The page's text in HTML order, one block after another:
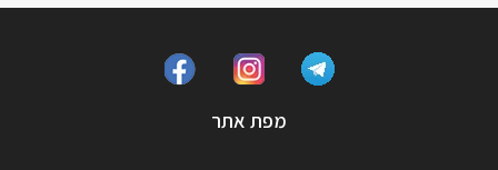
מפת אתר